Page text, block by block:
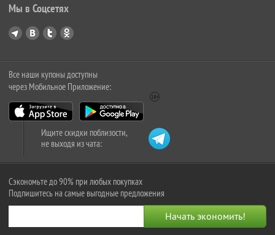
Мы в Соцсетях
Все наши купоны доступны
через Мобильное Приложение:
Ищите скидки поблизости,
не выходя из чата:
Сэкономьте до 90% при любых покупках
Подпишитесь на самые выгодные предложения